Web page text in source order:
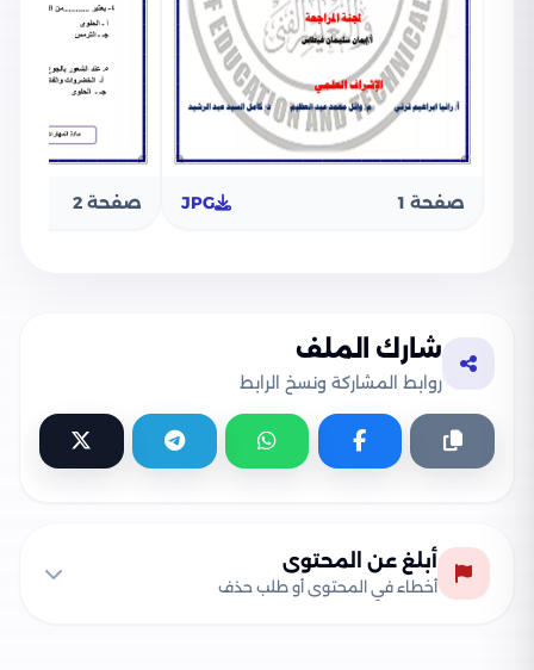
صفحة 1 JPG صفحة 2
شارك الملف
روابط المشاركة ونسخ الرابط
أبلغ عن المحتوى
أخطاء في المحتوى أو طلب حذف